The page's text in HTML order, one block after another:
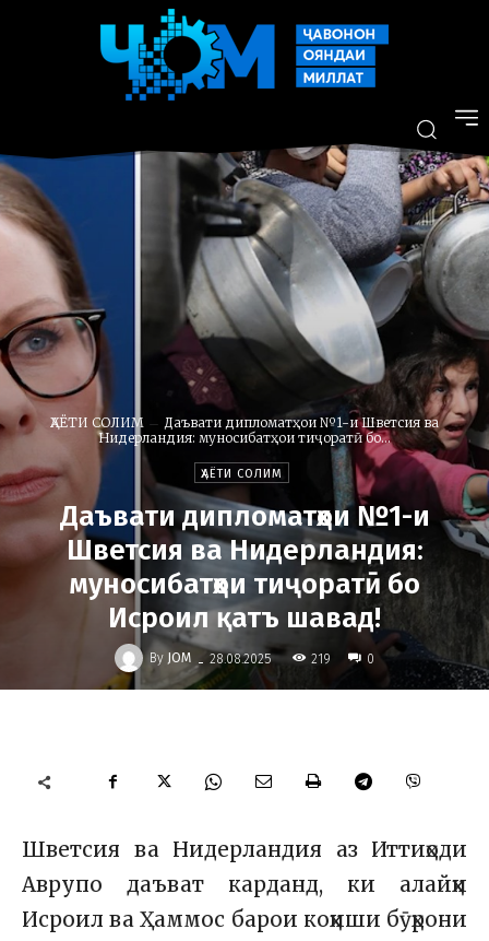
ҲАЁТИ СОЛИМ
Даъвати дипломатҳои №1-и Шветсия ва
Нидерландия: муносибатҳои тиҷоратӣ бо...
ҲАЁТИ СОЛИМ
Даъвати дипломатҳои №1-и
Шветсия ва Нидерландия:
муносибатҳои тиҷоратӣ бо
Исроил қатъ шавад!
By JOM - 28.08.2025 219 0
Шветсия ва Нидерландия аз Иттиҳоди
Аврупо даъват карданд, ки алайҳи
Исроил ва Ҳаммос барои коҳиши бӯҳрони